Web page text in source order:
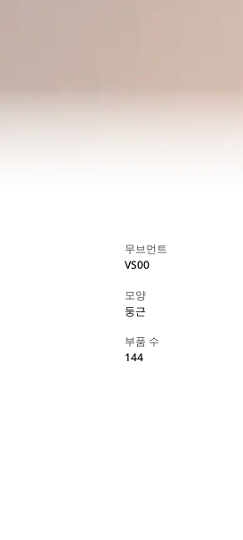
무브먼트
VS00
모양
둥근
부품 수
144